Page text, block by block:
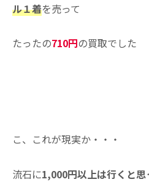
ル１着を売って
たったの710円の買取でした
こ、これが現実か・・・
流石に1,000円以上は行くと思